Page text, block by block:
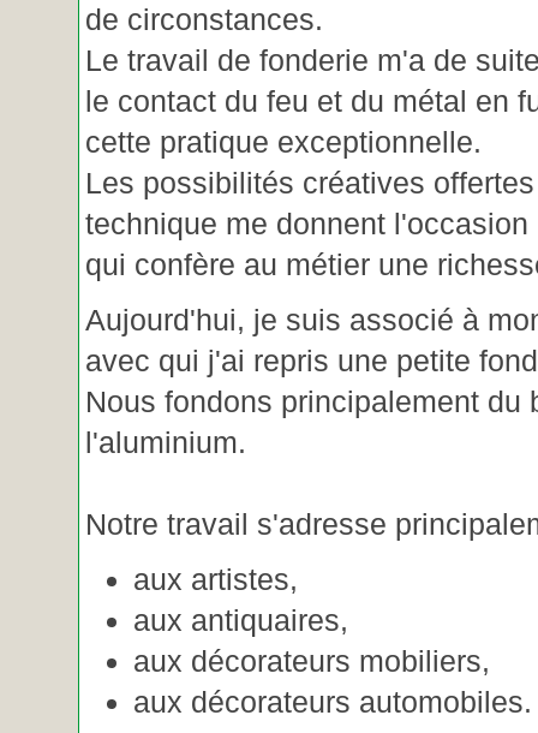
de circonstances.
Le travail de fonderie m'a de
le contact du feu et du métal en
cette pratique exceptionnelle.
Les possibilités créatives
technique me donnent
qui confère au métier une
Aujourd'hui, je suis associé à
avec qui j'ai repris une petite
Nous fondons principalement
l'aluminium.
Notre travail s'adresse
aux artistes,
aux antiquaires,
aux décorateurs mobiliers,
aux décorateurs automobiles.